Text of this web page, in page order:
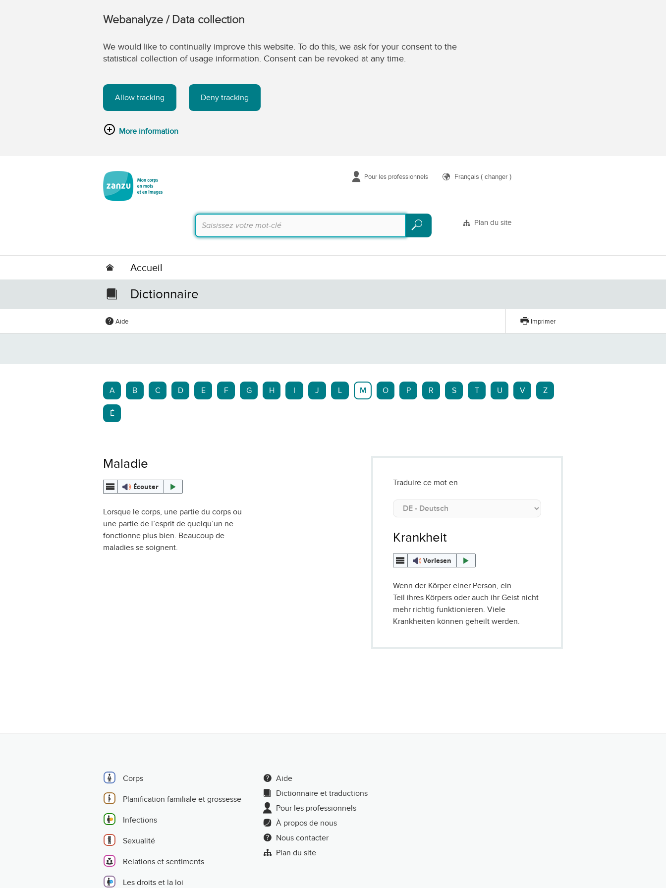
Webanalyze / Data collection
We would like to continually improve this website. To do this, we ask for your consent to the
statistical collection of usage information. Consent can be revoked at any time.
Allow tracking Deny tracking
More information
Pour les professionnels Français ( changer )
Rechercher
Rechercher
Plan du site
Accueil
Dictionnaire
Aide Imprimer
A B C D E F G H I J L M O P R S T U V Z
É
Maladie
Écouter
Lorsque le corps, une partie du corps ou
une partie de l’esprit de quelqu’un ne
fonctionne plus bien. Beaucoup de
maladies se soignent.
Traduire ce mot en
Krankheit
Vorlesen
Wenn der Körper einer Person, ein
Teil ihres Körpers oder auch ihr Geist nicht
mehr richtig funktionieren. Viele
Krankheiten können geheilt werden.
Corps
Planification familiale et grossesse
Infections
Sexualité
Relations et sentiments
Les droits et la loi
Aide
Dictionnaire et traductions
Pour les professionnels
À propos de nous
Nous contacter
Plan du site